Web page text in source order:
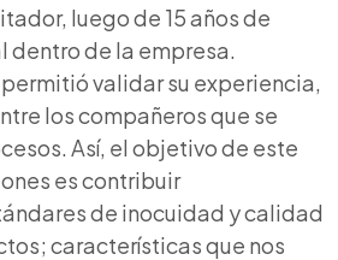
luego de 15 años de
de la empresa.
validar su experiencia,
los compañeros que se
Así, el objetivo de este
es contribuir
de inocuidad y calidad
características que nos